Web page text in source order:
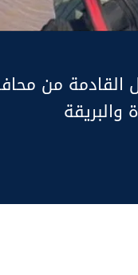
القادمة من
والبريقة